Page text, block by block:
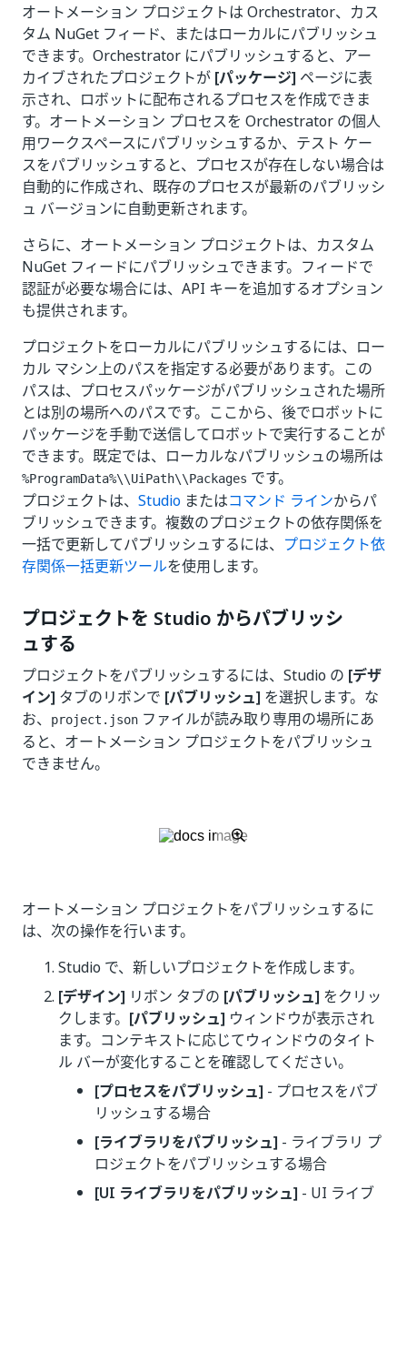
オートメーション プロジェクトは Orchestrator、カス
タム NuGet フィード、またはローカルにパブリッシュ
できます。Orchestrator にパブリッシュすると、アー
カイブされたプロジェクトが [パッケージ] ページに表
示され、ロボットに配布されるプロセスを作成できま
す。オートメーション プロセスを Orchestrator の個人
用ワークスペースにパブリッシュするか、テスト ケー
スをパブリッシュすると、プロセスが存在しない場合は
自動的に作成され、既存のプロセスが最新のパブリッシ
ュ バージョンに自動更新されます。
さらに、オートメーション プロジェクトは、カスタム
NuGet フィードにパブリッシュできます。フィードで
認証が必要な場合には、API キーを追加するオプション
も提供されます。
プロジェクトをローカルにパブリッシュするには、ロー
カル マシン上のパスを指定する必要があります。この
パスは、プロセスパッケージがパブリッシュされた場所
とは別の場所へのパスです。ここから、後でロボットに
パッケージを手動で送信してロボットで実行することが
できます。既定では、ローカルなパブリッシュの場所は
%ProgramData%\\UiPath\\Packages です。
プロジェクトは、 Studio またはコマンド ラインからパ
ブリッシュできます。複数のプロジェクトの依存関係を
一括で更新してパブリッシュするには、 プロジェクト依
存関係一括更新ツールを使用します。
プロジェクトを Studio からパブリッシ
ュする
プロジェクトをパブリッシュするには、Studio の [デザ
イン] タブのリボンで [パブリッシュ] を選択します。な
お、
project.json ファイルが読み取り専用の場所にあ
ると、オートメーション プロジェクトをパブリッシュ
できません。
オートメーション プロジェクトをパブリッシュするに
は、次の操作を行います。
Studio で、新しいプロジェクトを作成します。
[デザイン] リボン タブの [パブリッシュ] をクリッ
クします。 [パブリッシュ] ウィンドウが表示され
ます。コンテキストに応じてウィンドウのタイト
ル バーが変化することを確認してください。
[プロセスをパブリッシュ] - プロセスをパブ
リッシュする場合
[ライブラリをパブリッシュ] - ライブラリ プ
ロジェクトをパブリッシュする場合
[UI ライブラリをパブリッシュ] - UI ライブ